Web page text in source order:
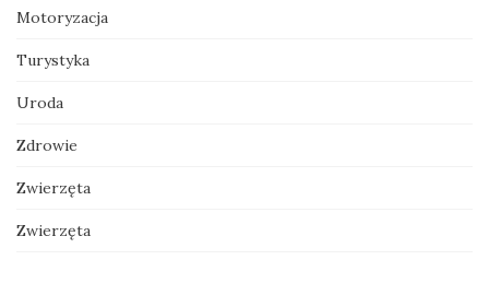
Motoryzacja
Turystyka
Uroda
Zdrowie
Zwierzęta
Zwierzęta